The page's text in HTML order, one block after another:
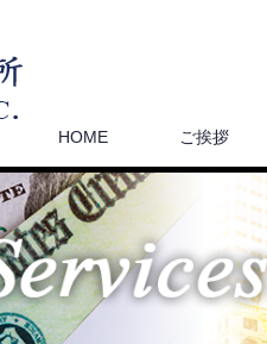
HOME ご挨拶